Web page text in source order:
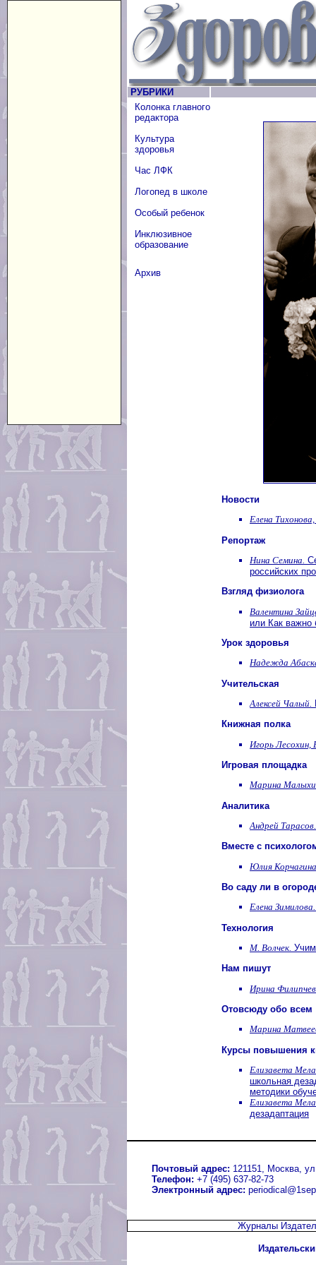
РУБРИКИ
Колонка главного
редактора
Культура
здоровья
Час ЛФК
Логопед в школе
Особый ребенок
Инклюзивное
образование
Архив
Новости
Елена
Репортаж
Нина Семина.
российских
Взгляд физиолога
Валентина
или Как важно
Урок здоровья
Надежда
Учительская
Алексей Чалый.
Книжная полка
Игорь Лесохин,
Игровая площадка
Марина
Аналитика
Андрей Тарасов.
Вместе с
Юлия
Во саду ли в
Елена Зимилова.
Технология
М. Волчек. Учим
Нам пишут
Ирина
Отовсюду обо всем
Марина
Курсы повышения
Елизавета
школьная
методики
Елизавета
дезадаптация
Почтовый адрес: 121151, Москва,
Телефон: +7 (495) 637-82-73
Электронный адрес:
Журналы